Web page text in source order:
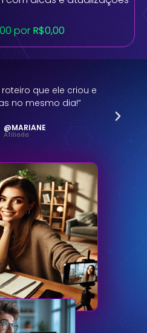
por R$0,00
e ainda tive mais
os posts”
@Maicon Peres